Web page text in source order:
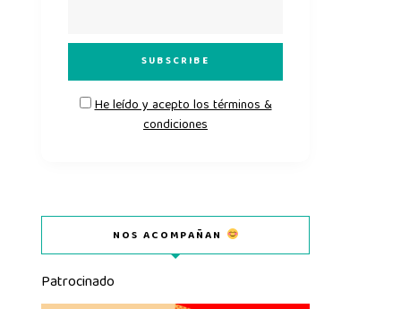
He leído y acepto los términos &
condiciones
NOS ACOMPAÑAN
Patrocinado